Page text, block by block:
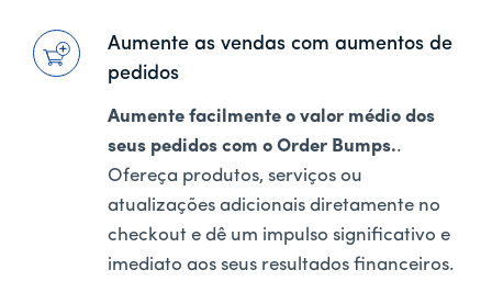
Aumente as vendas com aumentos de
pedidos
Aumente facilmente o valor médio dos
seus pedidos com o Order Bumps..
Ofereça produtos, serviços ou
atualizações adicionais diretamente no
checkout e dê um impulso significativo e
imediato aos seus resultados financeiros.